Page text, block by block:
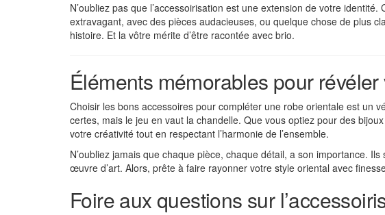
N’oubliez pas que l’accessoirisation est une extension de votre
extravagant, avec des pièces audacieuses, ou quelque chose de plus
histoire. Et la vôtre mérite d’être racontée avec brio.
Éléments mémorables pour
Choisir les bons accessoires pour compléter une robe orientale est un
certes, mais le jeu en vaut la chandelle. Que vous optiez pour des
votre créativité tout en respectant l’harmonie de l’ensemble.
N’oubliez jamais que chaque pièce, chaque détail, a son importance.
œuvre d’art. Alors, prête à faire rayonner votre style oriental avec
Foire aux questions sur